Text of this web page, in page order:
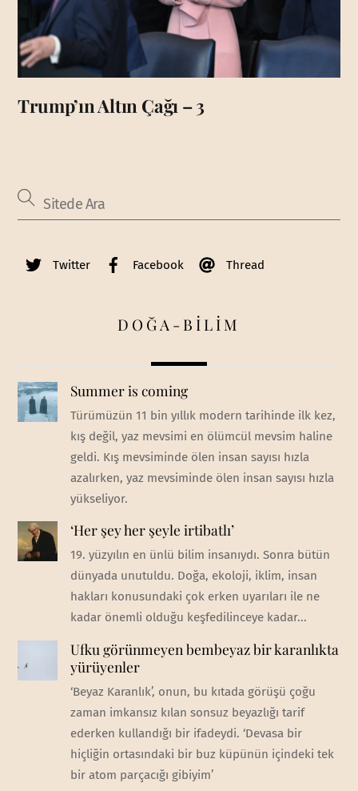
Trump’ın Altın Çağı – 3
Twitter Facebook Thread
DOĞA-BİLİM
Summer is coming
Türümüzün 11 bin yıllık modern tarihinde ilk kez,
kış değil, yaz mevsimi en ölümcül mevsim haline
geldi. Kış mevsiminde ölen insan sayısı hızla
azalırken, yaz mevsiminde ölen insan sayısı hızla
yükseliyor.
‘Her şey her şeyle irtibatlı’
19. yüzyılın en ünlü bilim insanıydı. Sonra bütün
dünyada unutuldu. Doğa, ekoloji, iklim, insan
hakları konusundaki çok erken uyarıları ile ne
kadar önemli olduğu keşfedilinceye kadar...
Ufku görünmeyen bembeyaz bir karanlıkta
yürüyenler
‘Beyaz Karanlık’, onun, bu kıtada görüşü çoğu
zaman imkansız kılan sonsuz beyazlığı tarif
ederken kullandığı bir ifadeydi. ‘Devasa bir
hiçliğin ortasındaki bir buz küpünün içindeki tek
bir atom parçacığı gibiyim’